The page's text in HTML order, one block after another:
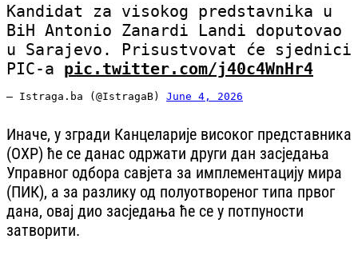
Kandidat za visokog predstavnika u
BiH Antonio Zanardi Landi doputovao
u Sarajevo. Prisustvovat će sjednici
PIC-a pic.twitter.com/j40c4WnHr4
— Istraga.ba (@IstragaB) June 4, 2026
Иначе, у згради Канцеларије високог представника
(ОХР) ће се данас одржати други дан засједања
Управног одбора савјета за имплементацију мира
(ПИК), а за разлику од полуотвореног типа првог
дана, овај дио засједања ће се у потпуности
затворити.